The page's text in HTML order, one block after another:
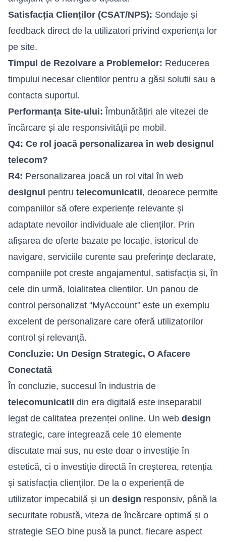
Satisfacția Clienților (CSAT/NPS): Sondaje și
feedback direct de la utilizatori privind experiența lor
pe site.
Timpul de Rezolvare a Problemelor: Reducerea
timpului necesar clienților pentru a găsi soluții sau a
contacta suportul.
Performanța Site-ului: Îmbunătățiri ale vitezei de
încărcare și ale responsivității pe mobil.
Q4: Ce rol joacă personalizarea în web designul
telecom?
R4: Personalizarea joacă un rol vital în web
designul pentru telecomunicatii, deoarece permite
companiilor să ofere experiențe relevante și
adaptate nevoilor individuale ale clienților. Prin
afișarea de oferte bazate pe locație, istoricul de
navigare, serviciile curente sau preferințe declarate,
companiile pot crește angajamentul, satisfacția și, în
cele din urmă, loialitatea clienților. Un panou de
control personalizat “MyAccount” este un exemplu
excelent de personalizare care oferă utilizatorilor
control și relevanță.
Concluzie: Un Design Strategic, O Afacere
Conectată
În concluzie, succesul în industria de
telecomunicatii din era digitală este inseparabil
legat de calitatea prezenței online. Un web design
strategic, care integrează cele 10 elemente
discutate mai sus, nu este doar o investiție în
estetică, ci o investiție directă în creșterea, retenția
și satisfacția clienților. De la o experiență de
utilizator impecabilă și un design responsiv, până la
securitate robustă, viteza de încărcare optimă și o
strategie SEO bine pusă la punct, fiecare aspect